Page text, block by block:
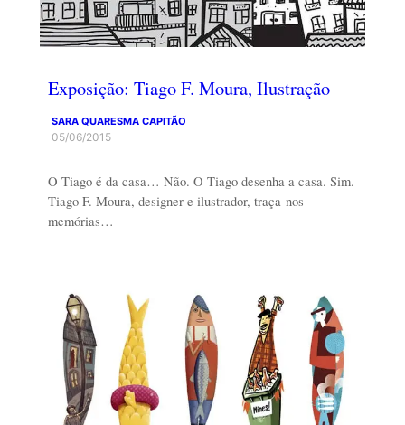
Exposição: Tiago F. Moura, Ilustração
SARA QUARESMA CAPITÃO
05/06/2015
O Tiago é da casa… Não. O Tiago desenha a casa. Sim.
Tiago F. Moura, designer e ilustrador, traça-nos
memórias…